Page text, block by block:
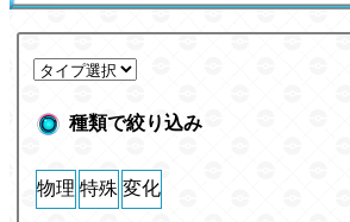
種類で絞り込み
物理 特殊 変化